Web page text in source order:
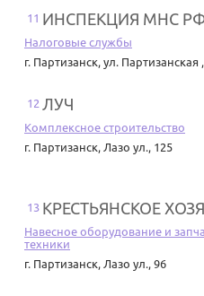
11 ИНСПЕКЦИЯ МНС
Налоговые службы
г. Партизанск, ул. Партизанская
12 ЛУЧ
Комплексное строительство
г. Партизанск, Лазо ул., 125
13 КРЕСТЬЯНСКОЕ
Навесное оборудование и
техники
г. Партизанск, Лазо ул., 96